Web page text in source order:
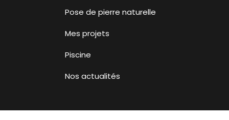
Pose de pierre naturelle
Mes projets
Piscine
Nos actualités